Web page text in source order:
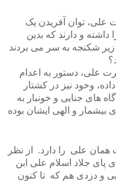
علی، توان آفریدن یک
داشته و دارند که بدین
زیر شکنجه به سر می بردند
علی، دستور به اعدام
وخود نیز در کشتار
های جنایی و خونبار به
بیشمار و الهی ایشان بوده
همان علی را دارد. از نظر
پای جلاد اسلام علی ابن
و دزدی هم که تا کنون